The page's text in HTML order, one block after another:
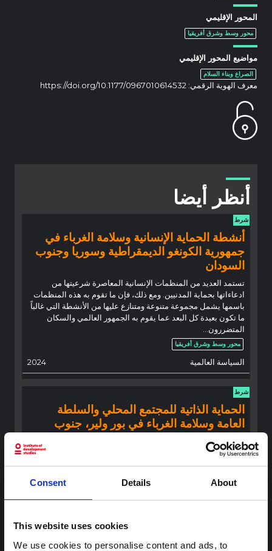
Consent Details About
This website uses cookies
We use cookies to personalise content and ads, to
المحور الإقليمي
محور وسط وشرق أفريقيا
مواضيع المحور الإقليمي
الصراع وبناء السلام
معرف الهوية الرقمي: https://doi.org/10.1177/0967010614532
أنظر أيضا
شرط
أنشطة الحماية الإنسانية وسلامة الغرباء في
جمهورية الكونغو الديمقراطية وسوريا وجنوب
السودان
تستمد العديد من المنظمات الإنسانية المعاصرة شرعيتها من
ادعاءاتها بحماية المدنيين. ومع ذلك، فإن ما تقوم به هذه المنظمات
باسمها يشمل مجموعة متنوعة ومتنازع عليها من الأنشطة التي غالباً
ما تكون بعيدة كل البعد عما يقوم به الجمهور العالمي والسكان
المتضررون...
محور وسط وشرق أفريقيا
السياسة العالمية 2024
شرط
الحماية الذاتية للمجتمع المحلي والسلطة
العامة وسلامة الغرباء في بور ولير، جنوب
السودان
إن الحماية ليست مجرد شيء تقوم به أو تقدمه الدول والمنظمات
الإنسانية وقوات حفظ السلام المسلحة للناس. نستخدم بيانات
المقابلات من المجتمعات المحلية في بور ولير في جنوب السودان،
بين